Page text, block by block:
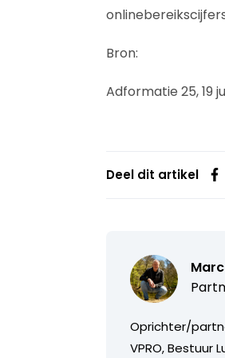
Bron:
Adformatie 25, 19
Deel dit artikel
Oprichter/
VPRO, Bestuur